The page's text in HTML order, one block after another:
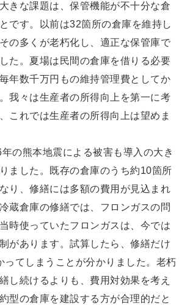
大きな課題は、保管機能が不十分な倉
です。以前は32箇所の倉庫を維持し
の多くが老朽化し、適正な保管庫で
た。夏場は民間の倉庫を借りる必要
年数千万円もの維持管理費としてか
我々は生産者の所得向上を第一に考
これでは生産者の所得向上は望めま
の熊本地震による被害も導入の大き
ました。既存の倉庫のうち約10箇所
り、修繕には多額の費用が見込まれ
蔵倉庫の修繕では、フロンガスの問
時使っていたフロンガスは、今では
があります。試算したら、修繕だけ
ってしまうことが分かりました。老朽
し続けるよりも、費用対効果を考え
型の倉庫を建設する方が合理的だと